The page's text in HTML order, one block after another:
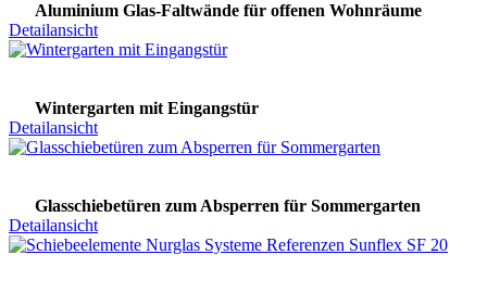
Aluminium Glas-Faltwände für offenen Wohnräume
Detailansicht
Wintergarten mit Eingangstür
Detailansicht
Glasschiebetüren zum Absperren für Sommergarten
Detailansicht